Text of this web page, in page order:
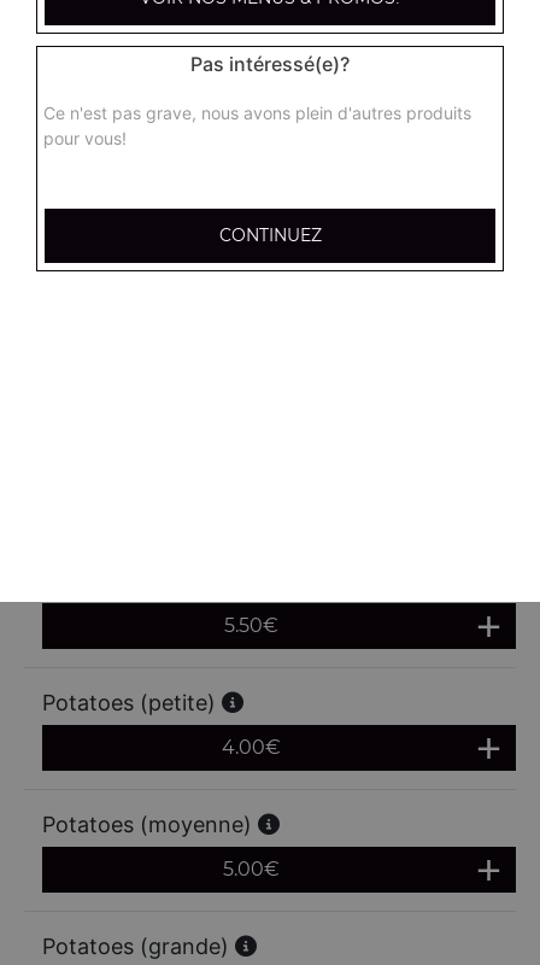
Tenders x12
13.00€
5.50€
Potatoes (petite)
4.00€
Potatoes (moyenne)
5.00€
Potatoes (grande)
Pas intéressé(e)?
Ce n'est pas grave, nous avons plein d'autres produits
pour vous!
CONTINUEZ